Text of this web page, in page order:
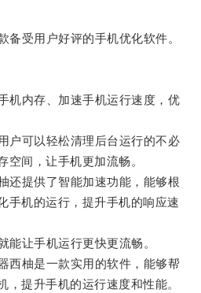
受用户好评的手机优化软件。
内存、加速手机运行速度，优
可以轻松清理后台运行的不必
空间，让手机更加流畅。
提供了智能加速功能，能够根
手机的运行，提升手机的响应速
让手机运行更快更流畅。
柚是一款实用的软件，能够帮
，提升手机的运行速度和性能。